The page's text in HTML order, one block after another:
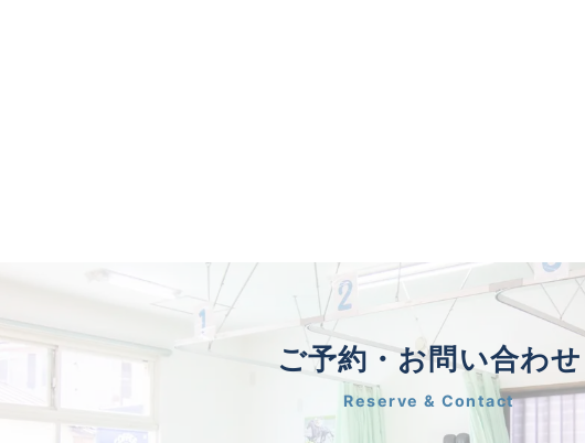
ご予約・お問い合わせ
Reserve & Contact